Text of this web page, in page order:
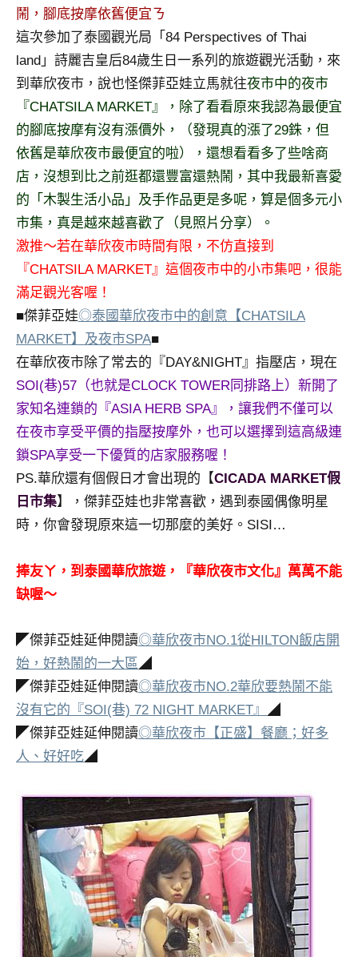
講
座、
客
及
旅
遊
誌
專
欄、
觀
光
合
作
達
人
★
鬧，腳底按摩依舊便宜ㄋ
這次參加了泰國觀光局「84 Perspectives of Thai
land」詩麗吉皇后84歲生日一系列的旅遊觀光活動，來
到華欣夜市，說也怪傑菲亞娃立馬就往夜市中的夜市
『CHATSILA MARKET』，除了看看原來我認為最便宜
的腳底按摩有沒有漲價外，（發現真的漲了29銖，但
依舊是華欣夜市最便宜的啦），還想看看多了些啥商
店，沒想到比之前逛都還豐富還熱鬧，其中我最新喜愛
的「木製生活小品」及手作品更是多呢，算是個多元小
市集，真是越來越喜歡了（見照片分享）。
激推～若在華欣夜市時間有限，不仿直接到
『CHATSILA MARKET』這個夜市中的小市集吧，很能
滿足觀光客喔！
■傑菲亞娃◎泰國華欣夜市中的創意【CHATSILA
MARKET】及夜市SPA■
在華欣夜市除了常去的『DAY&NIGHT』指壓店，現在
SOI(巷)57（也就是CLOCK TOWER同排路上）新開了
家知名連鎖的『ASIA HERB SPA』，讓我們不僅可以
在夜市享受平價的指壓按摩外，也可以選擇到這高級連
鎖SPA享受一下優質的店家服務喔！
PS.華欣還有個假日才會出現的【CICADA MARKET假
日市集】，傑菲亞娃也非常喜歡，遇到泰國偶像明星
時，你會發現原來這一切那麼的美好。SISI…
捧友ㄚ，到泰國華欣旅遊，『華欣夜市文化』萬萬不能
缺喔～
◤傑菲亞娃延伸閱讀◎華欣夜市NO.1從HILTON飯店開
始，好熱鬧的一大區 ◢
◤傑菲亞娃延伸閱讀◎華欣夜市NO.2華欣要熱鬧不能
沒有它的『SOI(巷) 72 NIGHT MARKET』
◢
◤傑菲亞娃延伸閱讀◎華欣夜市【正盛】餐廳；好多
人、好好吃◢